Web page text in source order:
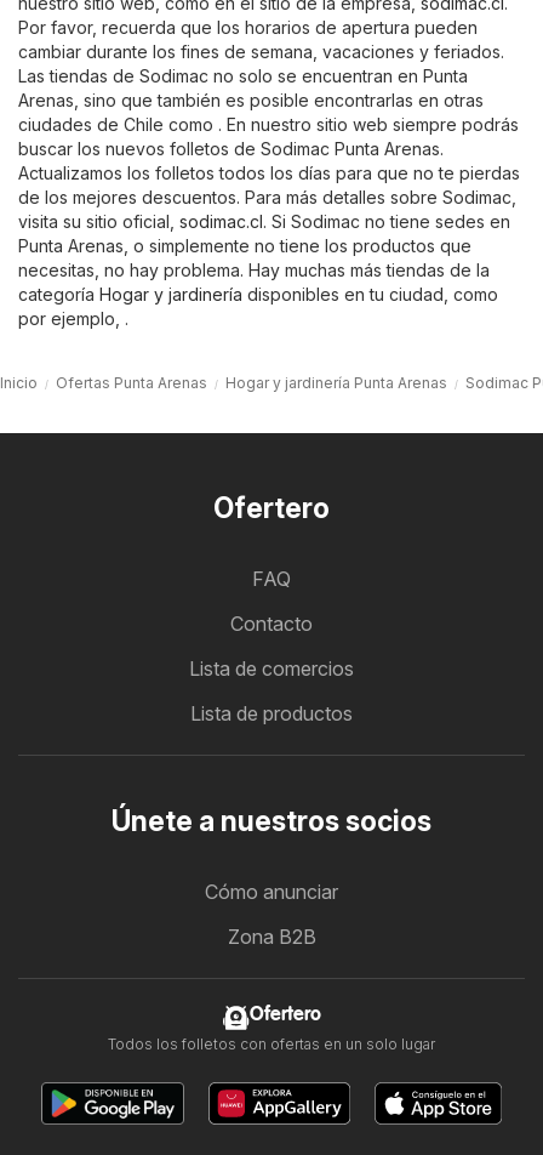
Por favor, recuerda que los horarios de apertura pueden
cambiar durante los fines de semana, vacaciones y feriados.
Las tiendas de Sodimac no solo se encuentran en Punta
Arenas, sino que también es posible encontrarlas en otras
ciudades de Chile como . En nuestro sitio web siempre podrás
buscar los nuevos folletos de Sodimac Punta Arenas.
Actualizamos los folletos todos los días para que no te pierdas
de los mejores descuentos. Para más detalles sobre Sodimac,
visita su sitio oficial, sodimac.cl. Si Sodimac no tiene sedes en
Punta Arenas, o simplemente no tiene los productos que
necesitas, no hay problema. Hay muchas más tiendas de la
categoría Hogar y jardinería disponibles en tu ciudad, como
por ejemplo, .
Inicio Ofertas Punta Arenas Hogar y jardinería Punta Arenas Sodimac
Ofertero
FAQ
Contacto
Lista de comercios
Lista de productos
Únete a nuestros socios
Cómo anunciar
Zona B2B
Ofertero
Todos los folletos con ofertas en un solo lugar